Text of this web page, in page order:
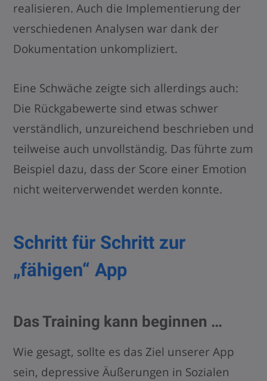
realisieren. Auch die Implementierung der
verschiedenen Analysen war dank der
Dokumentation unkompliziert.
Eine Schwäche zeigte sich allerdings auch:
Die Rückgabewerte sind etwas schwer
verständlich, unzureichend beschrieben und
teilweise auch unvollständig. Das führte zum
Beispiel dazu, dass der Score einer Emotion
nicht weiterverwendet werden konnte.
Schritt für Schritt zur
„fähigen“ App
Das Training kann beginnen …
Wie gesagt, sollte es das Ziel unserer App
sein, depressive Äußerungen in Sozialen